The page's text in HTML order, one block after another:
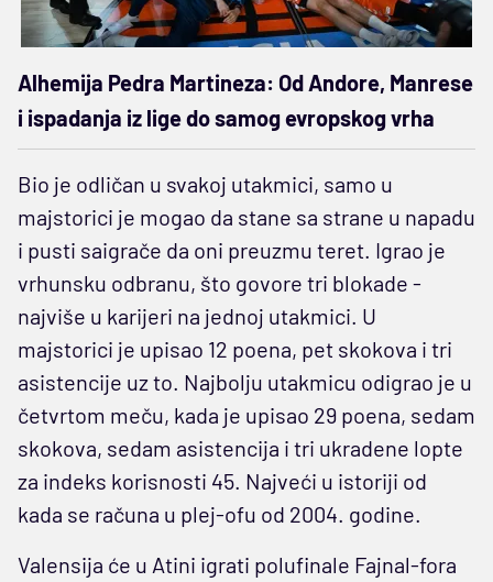
Alhemija Pedra Martineza: Od Andore, Manrese
i ispadanja iz lige do samog evropskog vrha
Bio je odličan u svakoj utakmici, samo u
majstorici je mogao da stane sa strane u napadu
i pusti saigrače da oni preuzmu teret. Igrao je
vrhunsku odbranu, što govore tri blokade -
najviše u karijeri na jednoj utakmici. U
majstorici je upisao 12 poena, pet skokova i tri
asistencije uz to. Najbolju utakmicu odigrao je u
četvrtom meču, kada je upisao 29 poena, sedam
skokova, sedam asistencija i tri ukradene lopte
za indeks korisnosti 45. Najveći u istoriji od
kada se računa u plej-ofu od 2004. godine.
Valensija će u Atini igrati polufinale Fajnal-fora